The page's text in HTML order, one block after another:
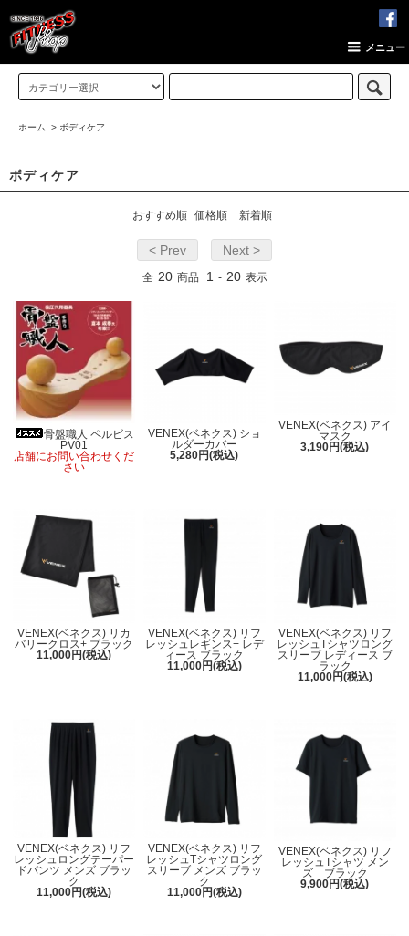
メニュー
ホーム > ボディケア
ボディケア
おすすめ順 価格順 新着順
< Prev Next >
全 20 商品 1 - 20 表示
骨盤職人 ペルビス
PV01
店舗にお問い合わせくだ
さい
VENEX(ベネクス) ショ
ルダーカバー
5,280円(税込)
VENEX(ベネクス) アイ
マスク
3,190円(税込)
VENEX(ベネクス) リカ
バリークロス+ ブラック
11,000円(税込)
VENEX(ベネクス) リフ
レッシュレギンス+ レデ
ィース ブラック
11,000円(税込)
VENEX(ベネクス) リフ
レッシュTシャツロング
スリーブ レディース ブ
ラック
11,000円(税込)
VENEX(ベネクス) リフ
レッシュロングテーパー
ドパンツ メンズ ブラッ
ク
11,000円(税込)
VENEX(ベネクス) リフ
レッシュTシャツロング
スリーブ メンズ ブラッ
ク
11,000円(税込)
VENEX(ベネクス) リフ
レッシュTシャツ メン
ズ ブラック
9,900円(税込)